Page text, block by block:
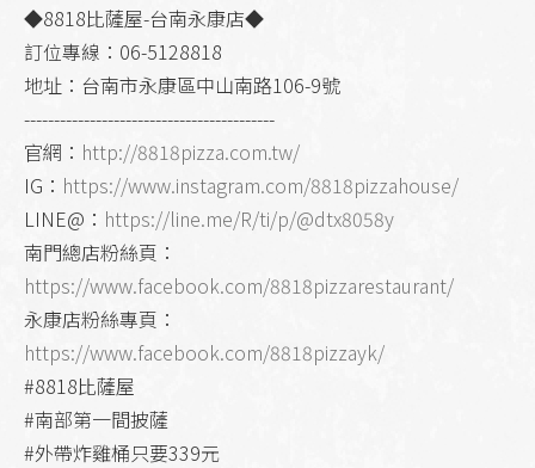
◆8818比薩屋-台南永康店◆
訂位專線：06-5128818
地址：台南市永康區中山南路106-9號
------------------------------------------
官網： http://8818pizza.com.tw/
IG： https://www.instagram.com/8818pizzahouse/
LINE@： https://line.me/R/ti/p/@dtx8058y
南門總店粉絲頁：
https://www.facebook.com/8818pizzarestaurant/
永康店粉絲專頁：
https://www.facebook.com/8818pizzayk/
#8818比薩屋
#南部第一間披薩
#外帶炸雞桶只要339元